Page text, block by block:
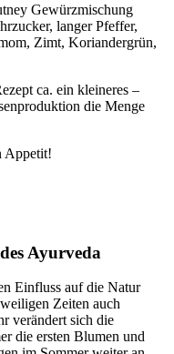
Gewürzmischung
langer Pfeffer,
Zimt, Koriandergrün,
ca. ein kleineres –
die Menge
Appetit!
Ayurveda
Einfluss auf die Natur
Zeiten auch
verändert sich die
die ersten Blumen und